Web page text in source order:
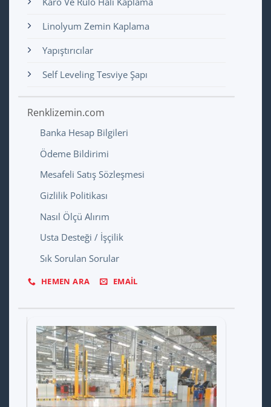
Linolyum Zemin Kaplama
Yapıştırıcılar
Self Leveling Tesviye Şapı
Renklizemin.com
Banka Hesap Bilgileri
Ödeme Bildirimi
Mesafeli Satış Sözleşmesi
Gizlilik Politikası
Nasıl Ölçü Alırım
Usta Desteği / İşçilik
Sık Sorulan Sorular
HEMEN ARA EMAIL